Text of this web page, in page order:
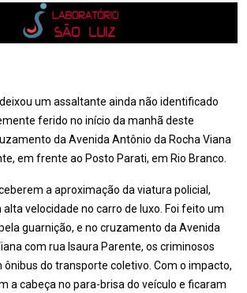
um assaltante ainda não identificado
ferido no início da manhã deste
da Avenida Antônio da Rocha Viana
em frente ao Posto Parati, em Rio Branco.
a aproximação da viatura policial,
velocidade no carro de luxo. Foi feito um
guarnição, e no cruzamento da Avenida
com rua Isaura Parente, os criminosos
do transporte coletivo. Com o impacto,
a cabeça no para-brisa do veículo e ficaram